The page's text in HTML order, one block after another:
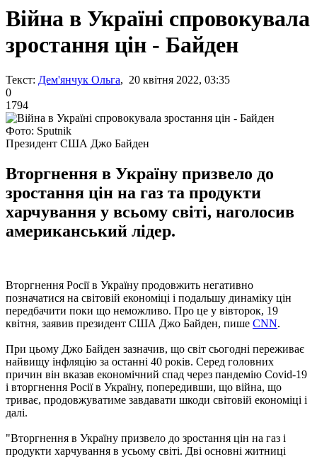
Війна в Україні спровокувала
зростання цін - Байден
Текст: Дем'янчук Ольга, 20 квітня 2022, 03:35
0
1794
Фото: Sputnik
Президент США Джо Байден
Вторгнення в Україну призвело до
зростання цін на газ та продукти
харчування у всьому світі, наголосив
американський лідер.
Вторгнення Росії в Україну продовжить негативно
позначатися на світовій економіці і подальшу динаміку цін
передбачити поки що неможливо. Про це у вівторок, 19
квітня, заявив президент США Джо Байден, пише CNN.
При цьому Джо Байден зазначив, що світ сьогодні переживає
найвищу інфляцію за останні 40 років. Серед головних
причин він вказав економічний спад через пандемію Covid-19
і вторгнення Росії в Україну, попередивши, що війна, що
триває, продовжуватиме завдавати шкоди світовій економіці і
далі.
"Вторгнення в Україну призвело до зростання цін на газ і
продукти харчування в усьому світі. Дві основні житниці